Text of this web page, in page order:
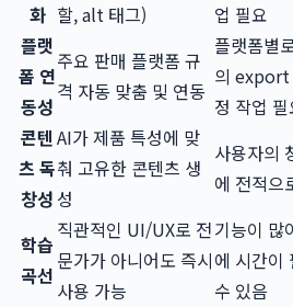
화 할, alt 태그)
업 필요
플랫
폼 연
동성
주요 판매 플랫폼 규
격 자동 맞춤 및 연동
플랫폼별
의 export
정 작업 필
콘텐
츠 독
창성
AI가 제품 특성에 맞
춰 고유한 콘텐츠 생
성
사용자의
에 전적으
학습
곡선
직관적인 UI/UX로 전
문가가 아니어도 즉시
사용 가능
기능이 많
에 시간이
수 있음